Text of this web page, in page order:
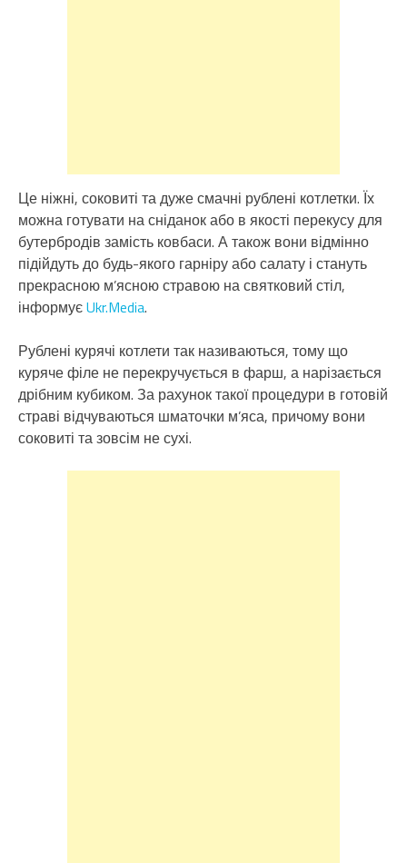
Це ніжні, соковиті та дуже смачні рублені котлетки. Їх
можна готувати на сніданок або в якості перекусу для
бутербродів замість ковбаси. А також вони відмінно
підійдуть до будь-якого гарніру або салату і стануть
прекрасною м’ясною стравою на святковий стіл,
інформуєUkr.Media.
Рублені курячі котлети так називаються, тому що
куряче філе не перекручується в фарш, а нарізається
дрібним кубиком. За рахунок такої процедури в готовій
страві відчуваються шматочки м’яса, причому вони
соковиті та зовсім не сухі.